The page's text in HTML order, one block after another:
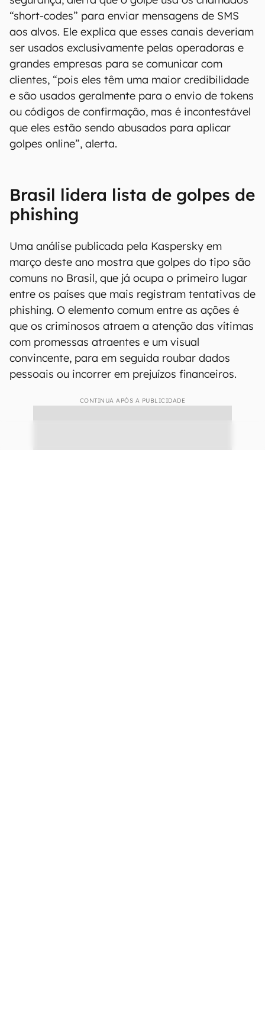
“short-codes” para enviar mensagens de SMS
aos alvos. Ele explica que esses canais deveriam
ser usados exclusivamente pelas operadoras e
grandes empresas para se comunicar com
clientes, “pois eles têm uma maior credibilidade
e são usados geralmente para o envio de tokens
ou códigos de confirmação, mas é incontestável
que eles estão sendo abusados para aplicar
golpes online”, alerta.
Brasil lidera lista de golpes de
phishing
Uma análise publicada pela Kaspersky em
março deste ano mostra que golpes do tipo são
comuns no Brasil, que já ocupa o primeiro lugar
entre os países que mais registram tentativas de
phishing. O elemento comum entre as ações é
que os criminosos atraem a atenção das vítimas
com promessas atraentes e um visual
convincente, para em seguida roubar dados
pessoais ou incorrer em prejuízos financeiros.
CONTINUA APÓS A PUBLICIDADE